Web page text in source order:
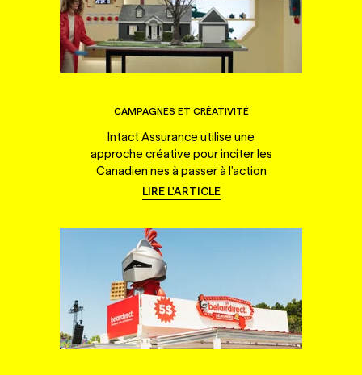
CAMPAGNES ET CRÉATIVITÉ
Intact Assurance utilise une
approche créative pour inciter les
Canadien·nes à passer à l'action
LIRE L'ARTICLE